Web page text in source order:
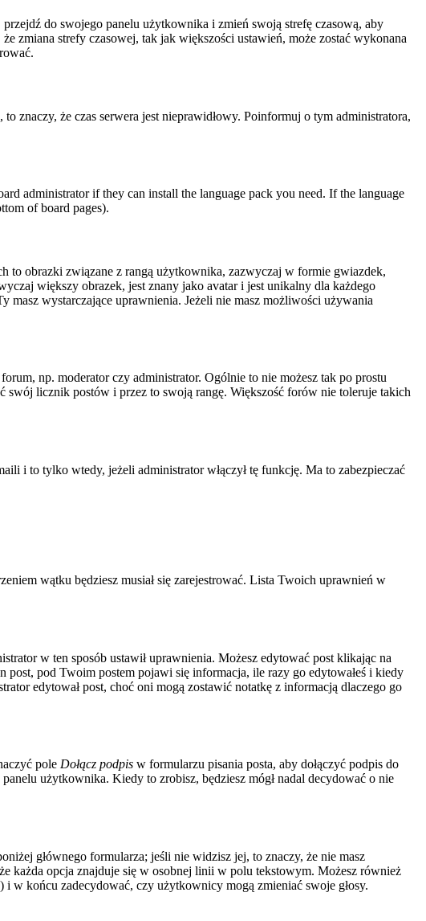
do swojego panelu użytkownika i zmień swoją strefę czasową, aby
zmiana strefy czasowej, tak jak większości ustawień, może zostać wykonana
znaczy, że czas serwera jest nieprawidłowy. Poinformuj o tym administratora,
administrator if they can install the language pack you need. If the language
of board pages).
to obrazki związane z rangą użytkownika, zazwyczaj w formie gwiazdek,
większy obrazek, jest znany jako avatar i jest unikalny dla każdego
wystarczające uprawnienia. Jeżeli nie masz możliwości używania
np. moderator czy administrator. Ogólnie to nie możesz tak po prostu
licznik postów i przez to swoją rangę. Większość forów nie toleruje takich
i to tylko wtedy, jeżeli administrator włączył tę funkcję. Ma to zabezpieczać
wątku będziesz musiał się zarejestrować. Lista Twoich uprawnień w
w ten sposób ustawił uprawnienia. Możesz edytować post klikając na
pod Twoim postem pojawi się informacja, ile razy go edytowałeś i kiedy
edytował post, choć oni mogą zostawić notatkę z informacją dlaczego go
pole Dołącz podpis w formularzu pisania posta, aby dołączyć podpis do
użytkownika. Kiedy to zrobisz, będziesz mógł nadal decydować o nie
głównego formularza; jeśli nie widzisz jej, to znaczy, że nie masz
każda opcja znajduje się w osobnej linii w polu tekstowym. Możesz również
końcu zadecydować, czy użytkownicy mogą zmieniać swoje głosy.